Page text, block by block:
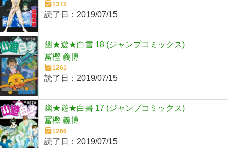
1372
読了日： 2019/07/15
幽★遊★白書 18 (ジャンプコミックス)
冨樫 義博
1261
読了日： 2019/07/15
幽★遊★白書 17 (ジャンプコミックス)
冨樫 義博
1266
読了日： 2019/07/15